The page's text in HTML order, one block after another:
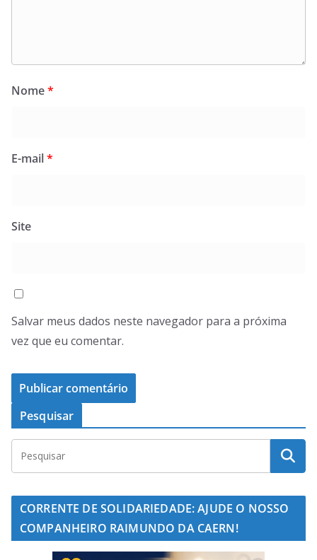
Nome*
E-mail*
Site
Salvar meus dados neste navegador para a próxima
vez que eu comentar.
Pesquisar
CORRENTE DE SOLIDARIEDADE: AJUDE O NOSSO
COMPANHEIRO RAIMUNDO DA CAERN!